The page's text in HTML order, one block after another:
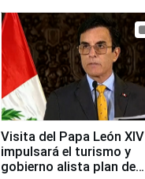
Visita del Papa León XIV
impulsará el turismo y
gobierno alista plan de